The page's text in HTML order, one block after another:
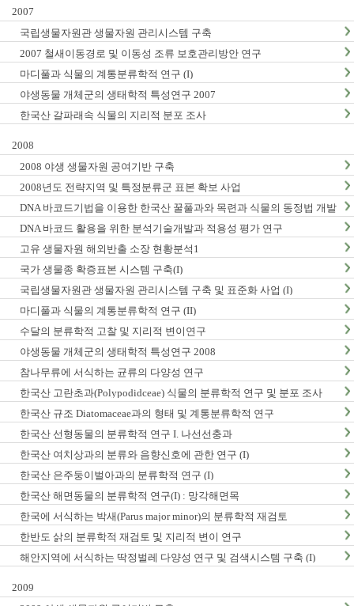
2007
국립생물자원관 생물자원 관리시스템 구축
2007 철새이동경로 및 이동성 조류 보호관리방안 연구
마디풀과 식물의 계통분류학적 연구 (I)
야생동물 개체군의 생태학적 특성연구 2007
한국산 갈파래속 식물의 지리적 분포 조사
2008
2008 야생 생물자원 공여기반 구축
2008년도 전략지역 및 특정분류군 표본 확보 사업
DNA 바코드기법을 이용한 한국산 꿀풀과와 목련과 식물의 동정법 개발
: I. 꿀풀과
DNA 바코드 활용을 위한 분석기술개발과 적용성 평가 연구
고유 생물자원 해외반출 소장 현황분석1
국가 생물종 확증표본 시스템 구축(I)
국립생물자원관 생물자원 관리시스템 구축 및 표준화 사업 (I)
마디풀과 식물의 계통분류학적 연구 (II)
수달의 분류학적 고찰 및 지리적 변이연구
야생동물 개체군의 생태학적 특성연구 2008
참나무류에 서식하는 균류의 다양성 연구
한국산 고란초과(Polypodidceae) 식물의 분류학적 연구 및 분포 조사
한국산 규조 Diatomaceae과의 형태 및 계통분류학적 연구
한국산 선형동물의 분류학적 연구 I. 나선선충과
한국산 여치상과의 분류와 음향신호에 관한 연구 (I)
한국산 은주둥이벌아과의 분류학적 연구 (I)
한국산 해면동물의 분류학적 연구(I) : 망각해면목
한국에 서식하는 박새(Parus major minor)의 분류학적 재검토
한반도 삵의 분류학적 재검토 및 지리적 변이 연구
해안지역에 서식하는 딱정벌레 다양성 연구 및 검색시스템 구축 (I)
2009